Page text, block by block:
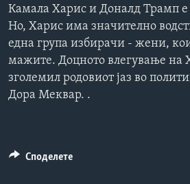
Камала Харис и Доналд Трамп е
Но, Харис има значително
една група избирачи - жени,
мажите. Доцното влегување на
зголемил родовиот јаз во
Дора Меквар. .
Споделете